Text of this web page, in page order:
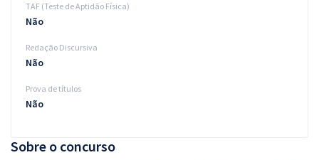
Sobre o concurso
TAF (Teste de Aptidão Física)
Não
Redação Discursiva
Não
Prova de títulos
Não